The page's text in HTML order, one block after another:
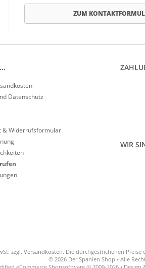
ZUM
Datenschutz
& Widerrufsformular
WIR
zzgl. Versandkosten. Die durchgestrichenen
© 2026 Der Spanien Shop • Alle